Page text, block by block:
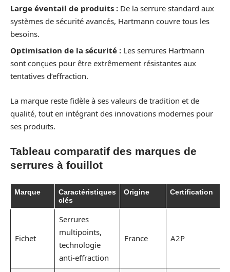
Large éventail de produits : De la serrure standard aux
systèmes de sécurité avancés, Hartmann couvre tous les
besoins.
Optimisation de la sécurité : Les serrures Hartmann
sont conçues pour être extrêmement résistantes aux
tentatives d’effraction.
La marque reste fidèle à ses valeurs de tradition et de
qualité, tout en intégrant des innovations modernes pour
ses produits.
Tableau comparatif des marques de
serrures à fouillot
Marque
Caractéristiques
clés
Origine Certification
Fichet
Serrures
multipoints,
technologie
anti-effraction
France A2P